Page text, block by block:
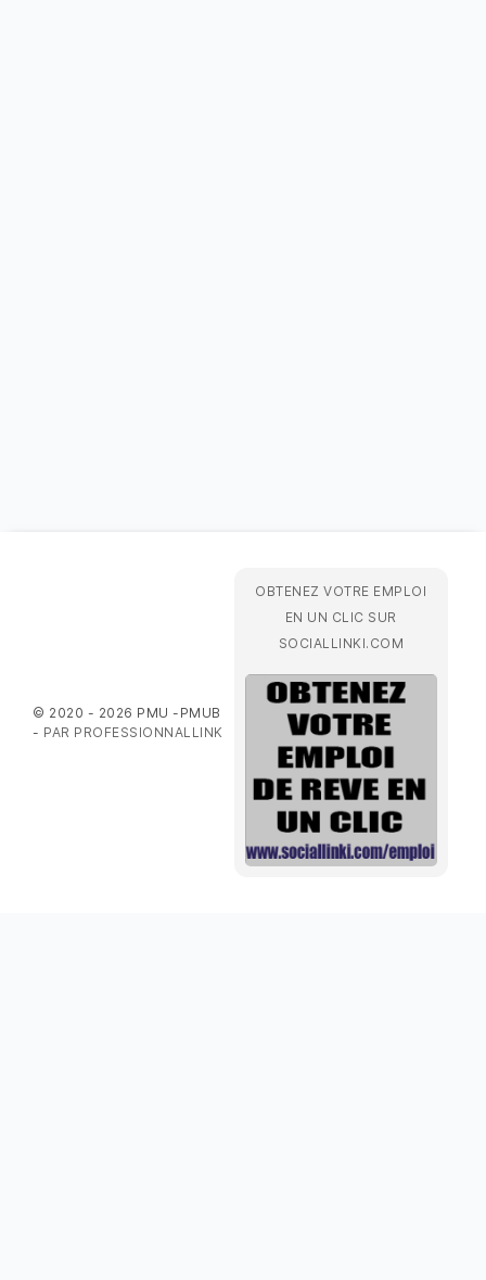
© 2020 - 2026 PMU -PMUB
- PAR PROFESSIONNALLINK
OBTENEZ VOTRE EMPLOI
EN UN CLIC SUR
SOCIALLINKI.COM